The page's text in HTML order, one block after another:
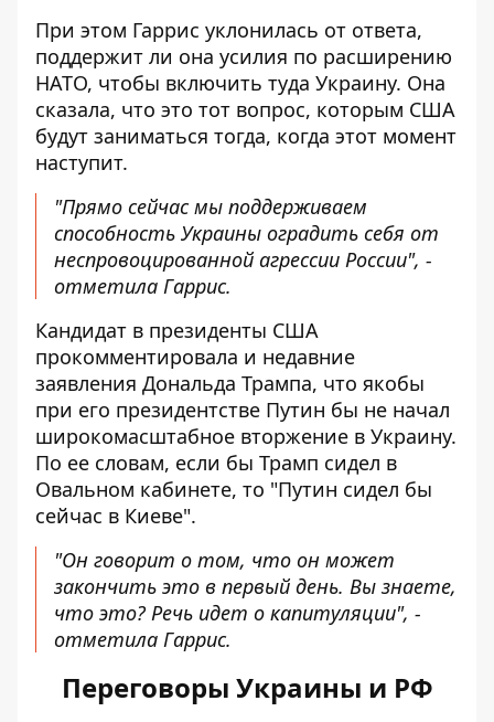
При этом Гаррис уклонилась от ответа,
поддержит ли она усилия по расширению
НАТО, чтобы включить туда Украину. Она
сказала, что это тот вопрос, которым США
будут заниматься тогда, когда этот момент
наступит.
"Прямо сейчас мы поддерживаем
способность Украины оградить себя от
неспровоцированной агрессии России", -
отметила Гаррис.
Кандидат в президенты США
прокомментировала и недавние
заявления Дональда Трампа, что якобы
при его президентстве Путин бы не начал
широкомасштабное вторжение в Украину.
По ее словам, если бы Трамп сидел в
Овальном кабинете, то "Путин сидел бы
сейчас в Киеве".
"Он говорит о том, что он может
закончить это в первый день. Вы знаете,
что это? Речь идет о капитуляции", -
отметила Гаррис.
Переговоры Украины и РФ